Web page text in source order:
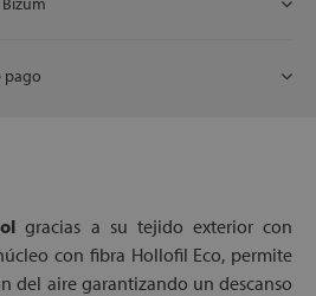
pago
gracias a su tejido exterior con
con fibra Hollofil Eco, permite
del aire garantizando un descanso